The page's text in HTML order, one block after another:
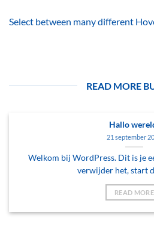
Select between many different
READ MORE
Hallo
21 september
Welkom bij WordPress. Dit is je
verwijder het, start
READ MORE